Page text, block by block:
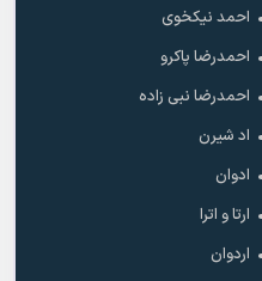
احمد نیکخوی
احمدرضا پاکرو
احمدرضا نبی زاده
اد شیرن
ادوان
ارتا و اترا
اردوان